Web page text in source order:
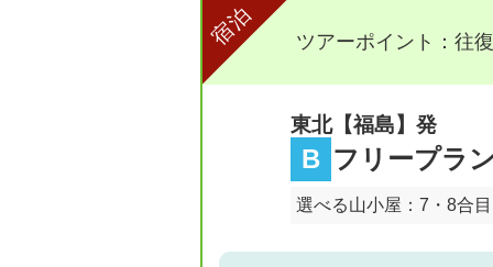
ツアーポイント：往
宿泊
東北【福島】発
B フリープラ
選べる山小屋：7・8合